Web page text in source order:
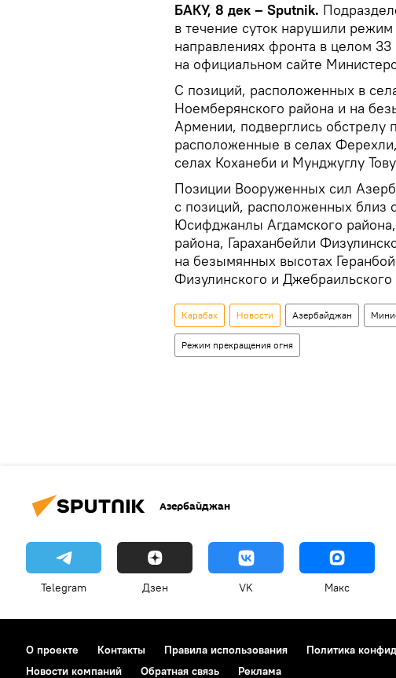
БАКУ, 8 дек – Sputnik.
в течение суток нарушили
направлениях фронта в целом 33
на официальном сайте
С позиций, расположенных в
Ноемберянского района и на
Армении, подверглись обстрелу
расположенные в селах
селах Коханеби и Мунджуглу
Позиции Вооруженных сил
с позиций, расположенных близ
Юсифджанлы Агдамского
района, Гараханбейли
на безымянных высотах
Физулинского и Джебраильского
Карабах Новости Азербайджан
Режим прекращения огня
Азербайджан
Telegram Дзен VK Макс
О проекте Контакты Правила использования Политика
Новости компаний
Обратная связь Реклама